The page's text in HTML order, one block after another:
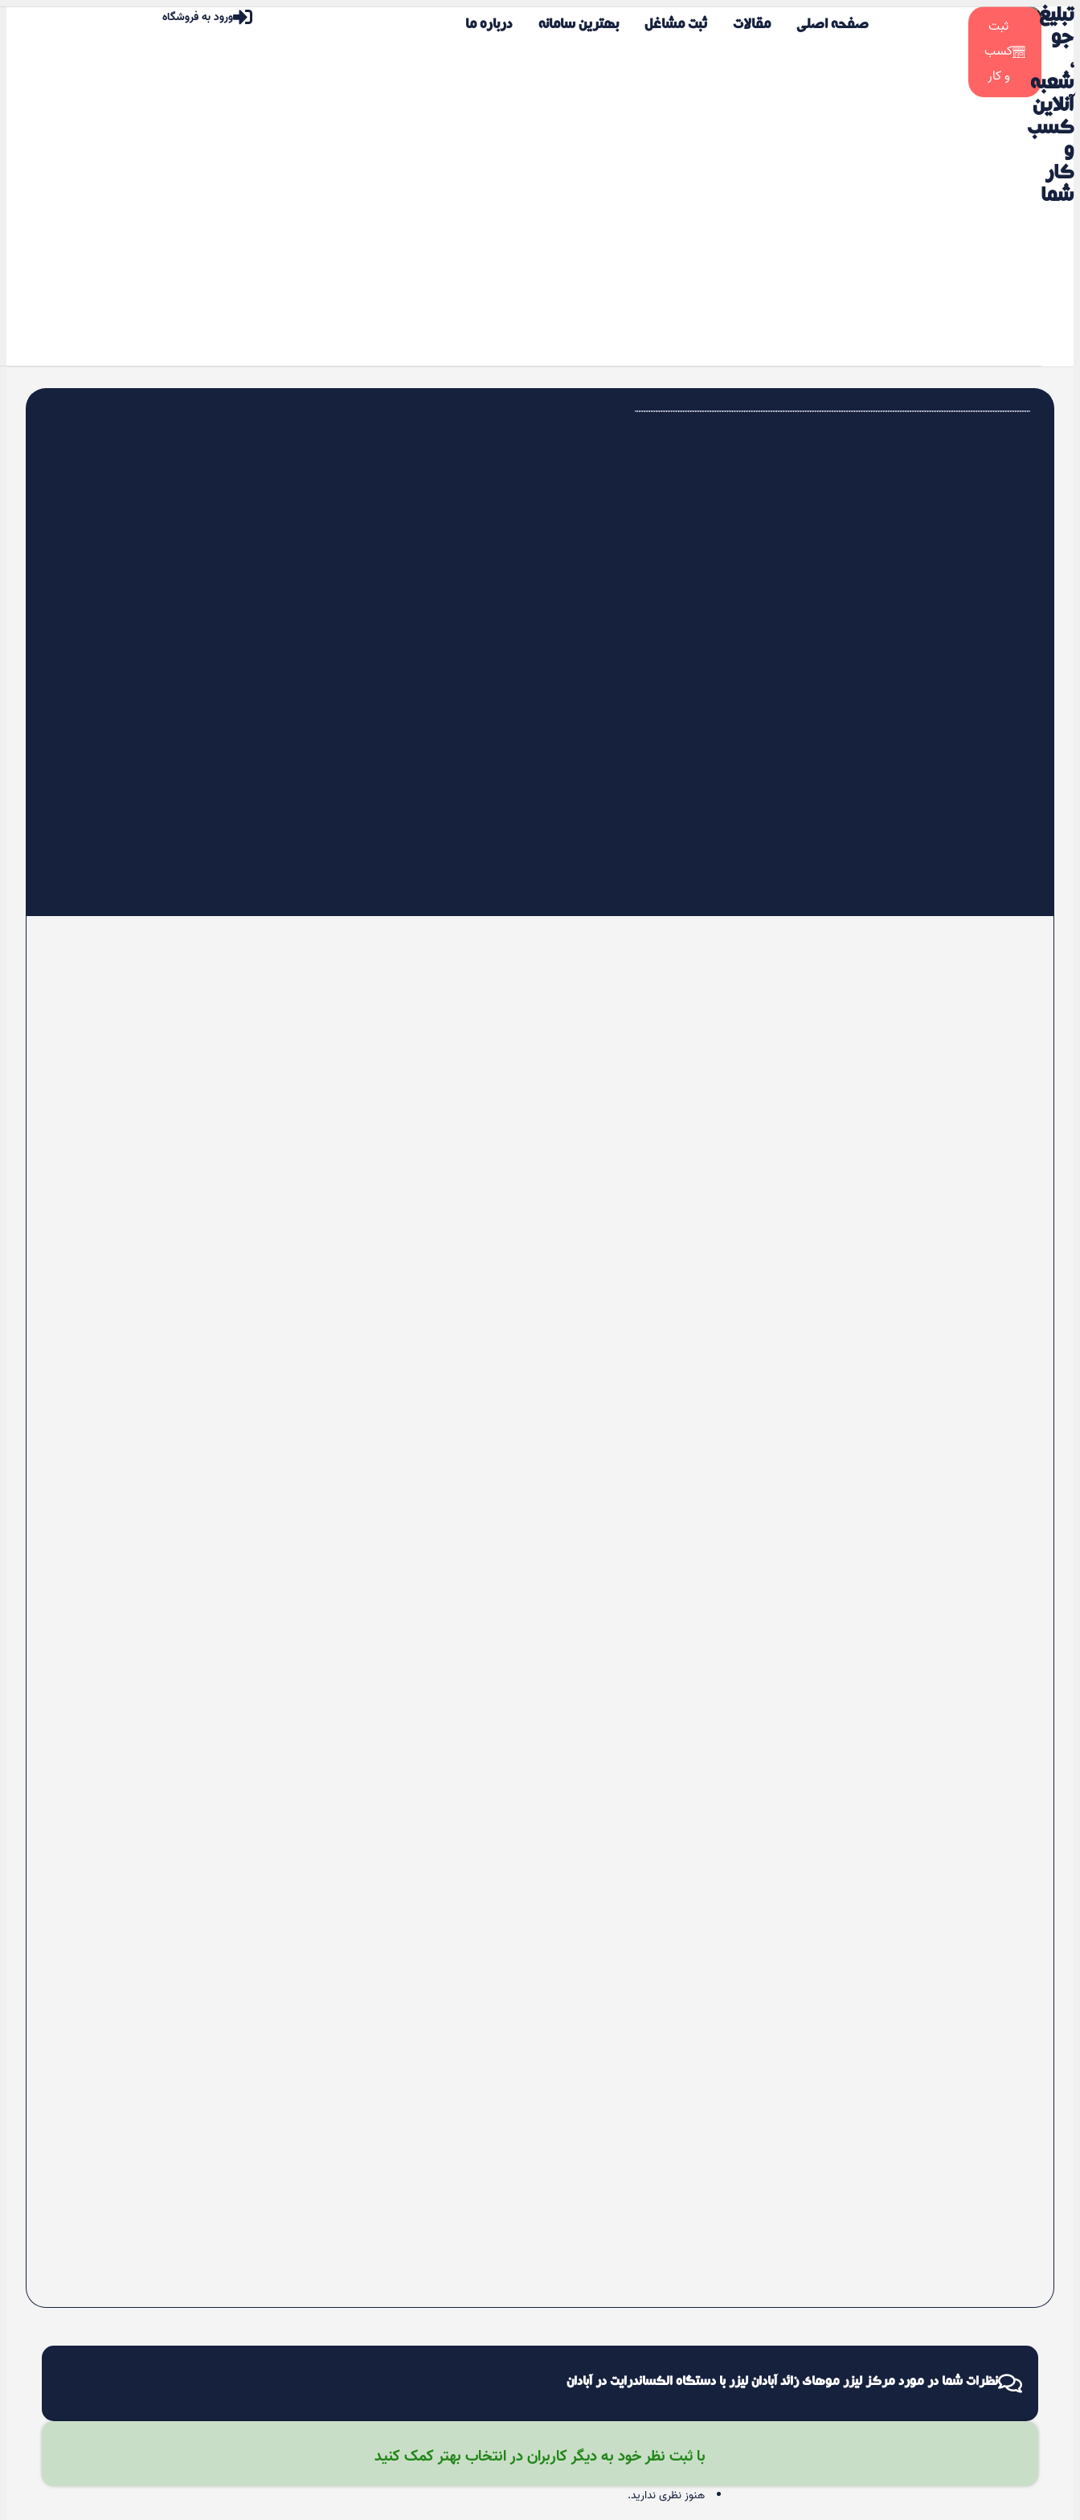
تبلیغ
جو
،
شعبه
آنلاین
کسب
و
کار
شما
ثبت
کسب
و کار
صفحه اصلی مقالات ثبت مشاغل بهترین سامانه درباره ما ورود به فروشگاه
نظرات شما در مورد مرکز لیزر موهای زائد آبادان لیزر با دستگاه الکساندرایت در آبادان
با ثبت نظر خود به دیگر کاربران در انتخاب بهتر کمک کنید
هنوز نظری ندارید.